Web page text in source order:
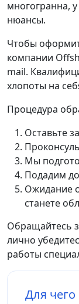
многогранна, у
нюансы.
Чтобы
компании
mail.
хлопоты на
Процедура
Оставьте
Мы
Подадим
Ожидание
станете
Обращайтесь
лично
работы
Для